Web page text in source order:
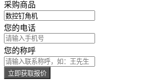
采购商品
您的电话
您的称呼
立即获取报价